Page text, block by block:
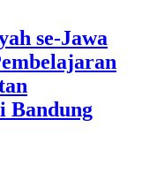
se-Jawa
Bandung